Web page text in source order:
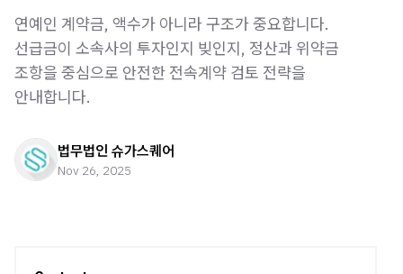
연예인 계약금, 액수가 아니라 구조가 중요합니다.
선급금이 소속사의 투자인지 빚인지, 정산과 위약금
조항을 중심으로 안전한 전속계약 검토 전략을
안내합니다.
법무법인 슈가스퀘어
Nov 26, 2025